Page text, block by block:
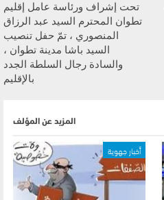
تحت إشراف ورئاسة عامل إقليم
تطوان المحترم السيد عبد الرزاق
المنصوري ، تمّ حفل تنصيب
السيد باشا مدينة تطوان ،
والسادة رجال السلطة الجدد
بالإقليم
المزيد عن المؤلف
أخبار جهوية